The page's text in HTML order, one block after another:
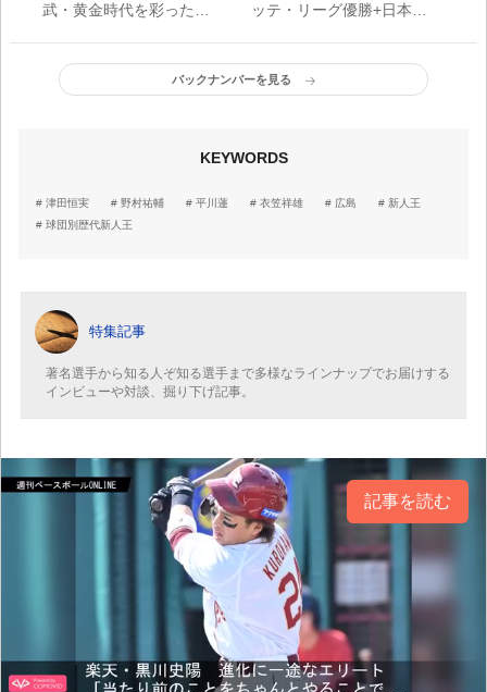
武・黄金時代を彩った投
多タイ31本塁打
ッテ・リーグ優勝+日本一
法則あり？
バックナンバーを見る
KEYWORDS
津田恒実 野村祐輔 平川蓮 衣笠祥雄 広島
新人王
球団別歴代新人王
特集記事
著名選手から知る人ぞ知る選手まで多様なラインナップでお届けする
インビューや対談、掘り下げ記事。
記事を読む